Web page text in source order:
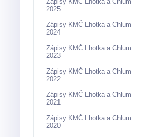
2025
Zápisy KMČ Lhotka a Chlum
2024
Zápisy KMČ Lhotka a Chlum
2023
Zápisy KMČ Lhotka a Chlum
2022
Zápisy KMČ Lhotka a Chlum
2021
Zápisy KMČ Lhotka a Chlum
2020